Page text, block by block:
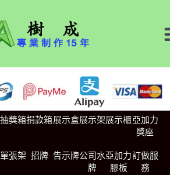
抽獎箱捐款箱展示盒展示架展示櫃亞加力
獎座
單張架 招牌 告示牌公司水
牌
亞加力
膠板
訂做服
務